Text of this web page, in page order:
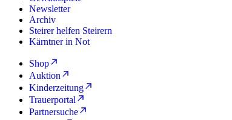
Newsletter
Archiv
Steirer helfen Steirern
Kärntner in Not
Shop
Auktion
Kinderzeitung
Trauerportal
Partnersuche